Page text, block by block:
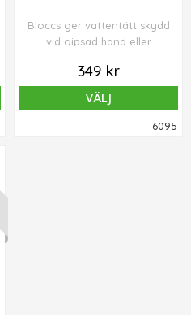
Bloccs ger vattentätt skydd
vid gipsad hand eller
vid dusch och bad! Snabb
leverans, lägg din order
innan kl 13.00 och vi skickar
349 kr
VÄLJ
6095